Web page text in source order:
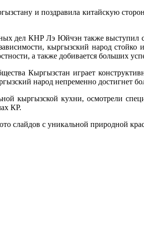
и поздравила китайскую
дел КНР Лэ Юйчэн также
кыргызский народ стойко
а также добивается больших
Кыргызстан играет
народ непременно достигнет
кыргызской кухни, осмотрели
КР.
слайдов с уникальной природной